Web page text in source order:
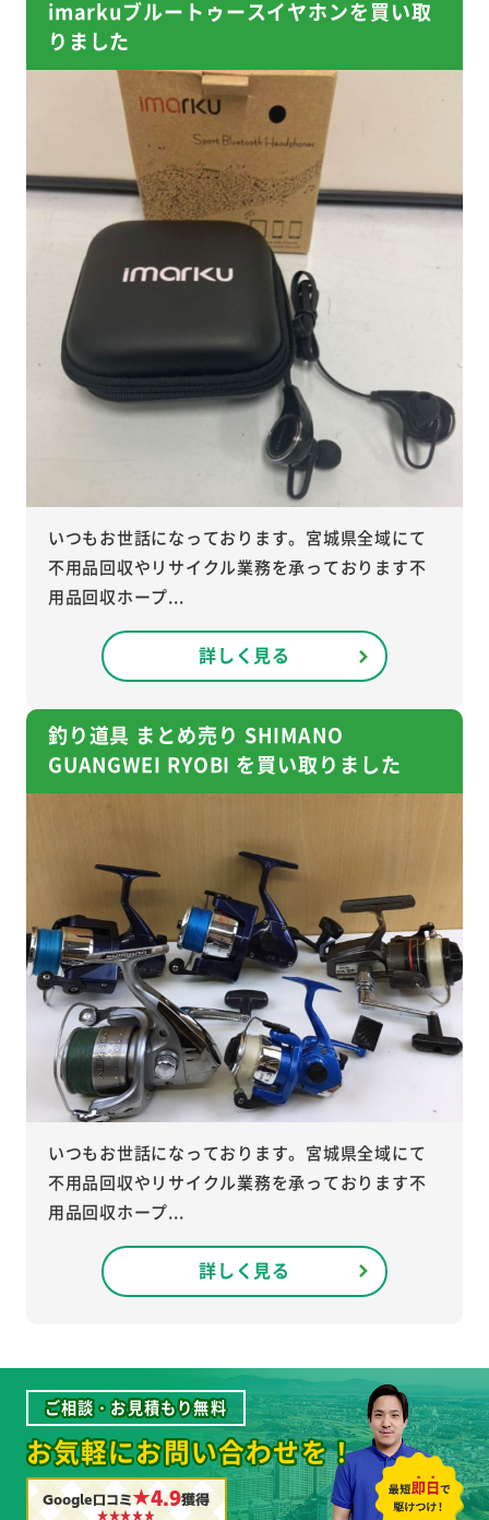
imarkuブルートゥースイヤホンを買い取
りました
いつもお世話になっております。宮城県全域にて
不用品回収やリサイクル業務を承っております不
用品回収ホープ...
詳しく見る
釣り道具 まとめ売り SHIMANO
GUANGWEI RYOBI を買い取りました
いつもお世話になっております。宮城県全域にて
不用品回収やリサイクル業務を承っております不
用品回収ホープ...
詳しく見る
ご相談・お見積もり無料
お気軽にお問い合わせを！
Google口コミ★4.9獲得